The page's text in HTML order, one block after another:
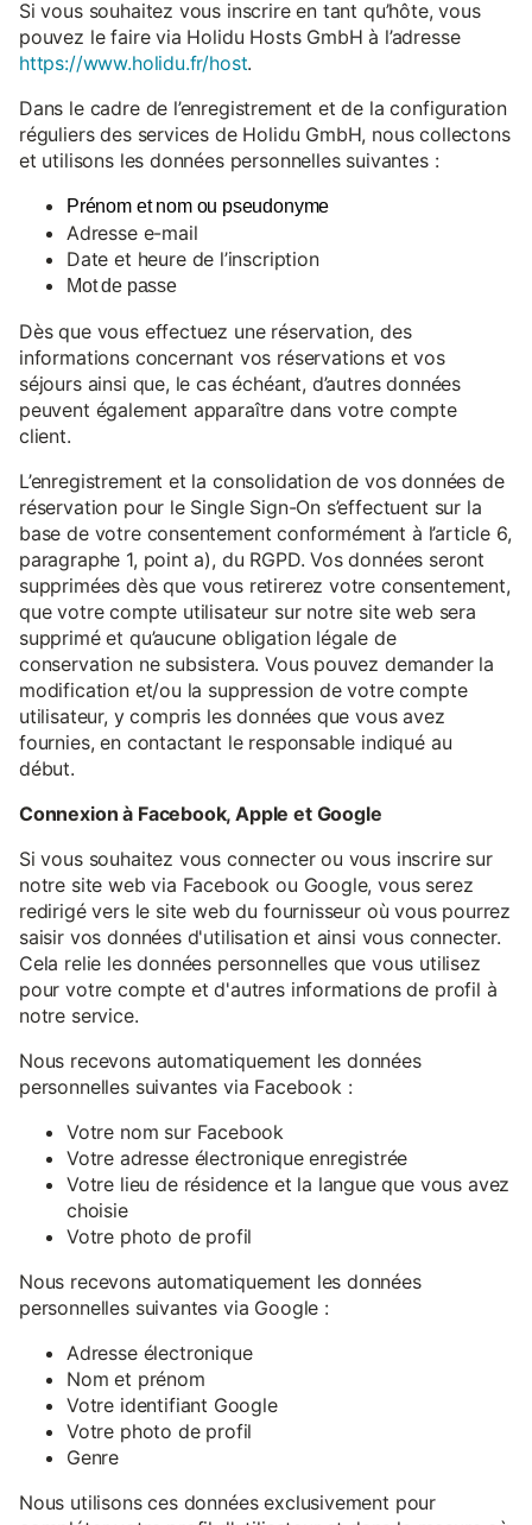
Si vous souhaitez vous inscrire en tant qu’hôte, vous
pouvez le faire via Holidu Hosts GmbH à l’adresse
https://www.holidu.fr/host.
Dans le cadre de l’enregistrement et de la configuration
réguliers des services de Holidu GmbH, nous collectons
et utilisons les données personnelles suivantes :
Prénom et nom ou pseudonyme
Adresse e-mail
Date et heure de l’inscription
Mot de passe
Dès que vous effectuez une réservation, des
informations concernant vos réservations et vos
séjours ainsi que, le cas échéant, d’autres données
peuvent également apparaître dans votre compte
client.
L’enregistrement et la consolidation de vos données de
réservation pour le Single Sign-On s’effectuent sur la
base de votre consentement conformément à l’article 6,
paragraphe 1, point a), du RGPD. Vos données seront
supprimées dès que vous retirerez votre consentement,
que votre compte utilisateur sur notre site web sera
supprimé et qu’aucune obligation légale de
conservation ne subsistera. Vous pouvez demander la
modification et/ou la suppression de votre compte
utilisateur, y compris les données que vous avez
fournies, en contactant le responsable indiqué au
début.
Connexion à Facebook, Apple et Google
Si vous souhaitez vous connecter ou vous inscrire sur
notre site web via Facebook ou Google, vous serez
redirigé vers le site web du fournisseur où vous pourrez
saisir vos données d'utilisation et ainsi vous connecter.
Cela relie les données personnelles que vous utilisez
pour votre compte et d'autres informations de profil à
notre service.
Nous recevons automatiquement les données
personnelles suivantes via Facebook :
Votre nom sur Facebook
Votre adresse électronique enregistrée
Votre lieu de résidence et la langue que vous avez
choisie
Votre photo de profil
Nous recevons automatiquement les données
personnelles suivantes via Google :
Adresse électronique
Nom et prénom
Votre identifiant Google
Votre photo de profil
Genre
Nous utilisons ces données exclusivement pour